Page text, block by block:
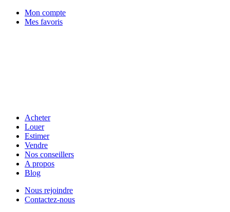
Mon compte
Mes favoris
Acheter
Louer
Estimer
Vendre
Nos conseillers
A propos
Blog
Nous rejoindre
Contactez-nous